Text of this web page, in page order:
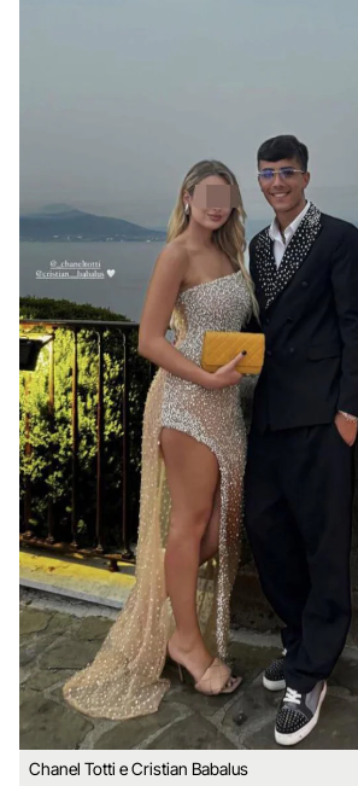
Chanel Totti e Cristian Babalus